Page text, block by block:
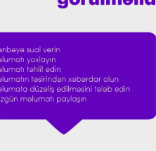
P.L. 17:20 08.08.2026
zirvəyə qayıtmalıdır"
Traftordun “Mançester